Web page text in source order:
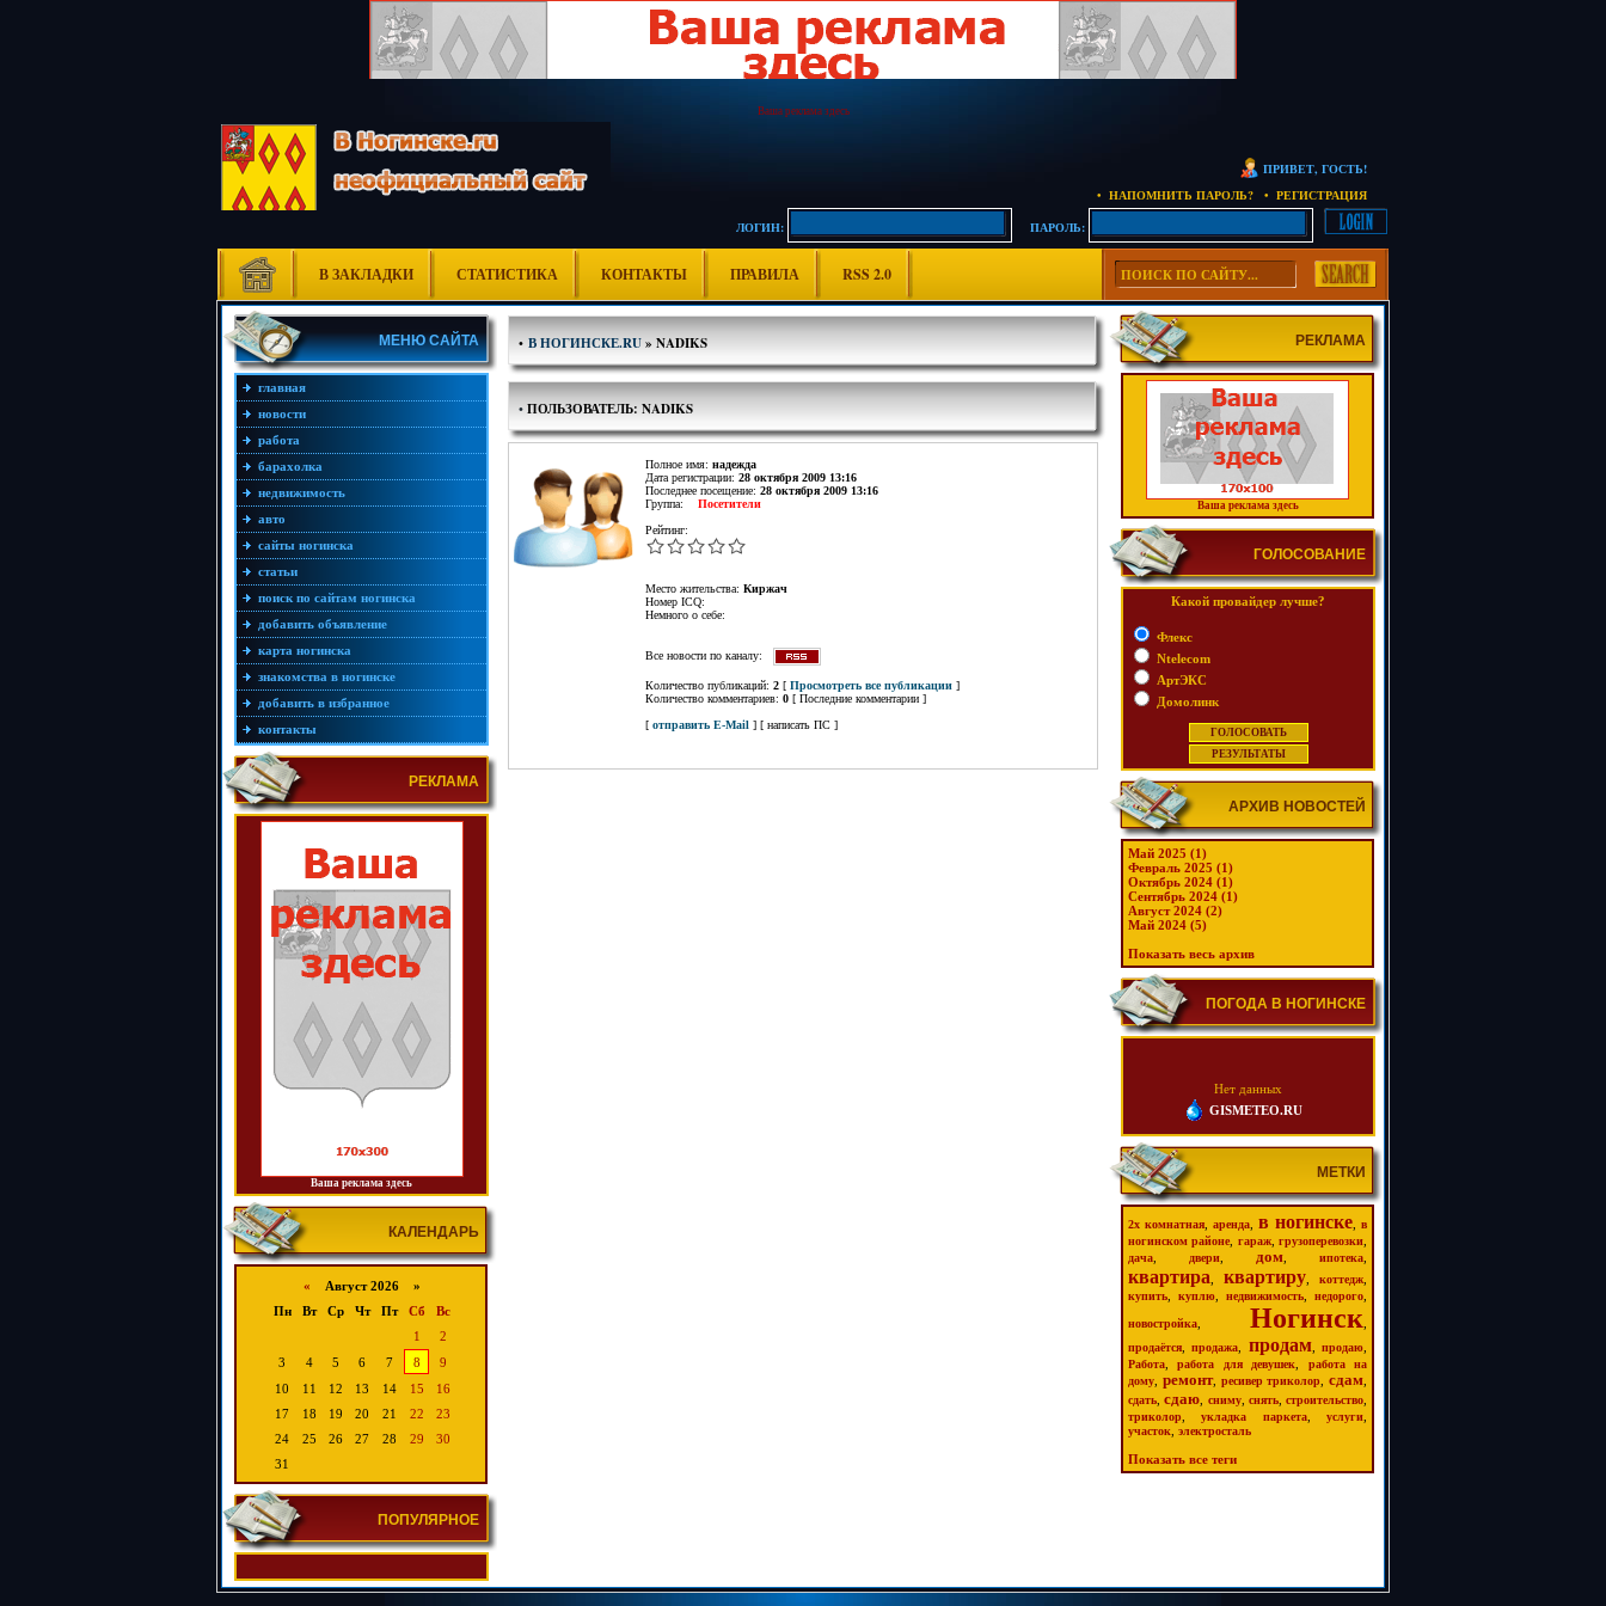
Ваша реклама здесь
ПРИВЕТ, ГОСТЬ!
• НАПОМНИТЬ ПАРОЛЬ?
• РЕГИСТРАЦИЯ
ЛОГИН:
ПАРОЛЬ:
В ЗАКЛАДКИ СТАТИСТИКА КОНТАКТЫ ПРАВИЛА RSS 2.0
МЕНЮ САЙТА
главная
новости
работа
барахолка
недвижимость
авто
сайты ногинска
статьи
поиск по сайтам ногинска
добавить объявление
карта ногинска
знакомства в ногинске
добавить в избранное
контакты
РЕКЛАМА
Ваша реклама здесь
КАЛЕНДАРЬ
« Август 2026 »
Пн
Вт Ср Чт Пт Сб
Вс
1
2
3
4 5 6 7 8
9
10
11 12 13 14 15
16
17
18 19 20 21 22
23
24
25 26 27 28 29
30
31
ПОПУЛЯРНОЕ
• В НОГИНСКЕ.RU» NADIKS
• ПОЛЬЗОВАТЕЛЬ: NADIKS
Полное имя: надежда
Дата регистрации: 28 октября 2009 13:16
Последнее посещение: 28 октября 2009 13:16
Группа: Посетители
Рейтинг:
Место жительства: Киржач
Номер ICQ:
Немного о себе:
Все новости по каналу:
Количество публикаций: 2 [ Просмотреть все публикации ]
Количество комментариев: 0 [ Последние комментарии ]
[ отправить E-Mail ] [ написать ПС ]
РЕКЛАМА
Ваша реклама здесь
ГОЛОСОВАНИЕ
Какой провайдер лучше?
Флекс
Ntelecom
АртЭКС
Домолинк
АРХИВ НОВОСТЕЙ
Май 2025 (1)
Февраль 2025 (1)
Октябрь 2024 (1)
Сентябрь 2024 (1)
Август 2024 (2)
Май 2024 (5)
Показать весь архив
ПОГОДА В НОГИНСКЕ
Нет данных
GISMETEO.RU
МЕТКИ
2х комнатная аренда в ногинске
в
ногинском районе
гараж,грузоперевозки
дача двери дом ипотека
квартира квартиру коттедж
купить куплю недвижимость недорого
новостройка Ногинск
продаётся ,продажа продам,продаю
Работа ,работа для девушек
работа на
дому
ремонт, ресивер триколор сдам
сдать ,сдаю сниму, снять, строительство
триколор ,укладка паркета,услуги
участок электросталь
Показать все теги